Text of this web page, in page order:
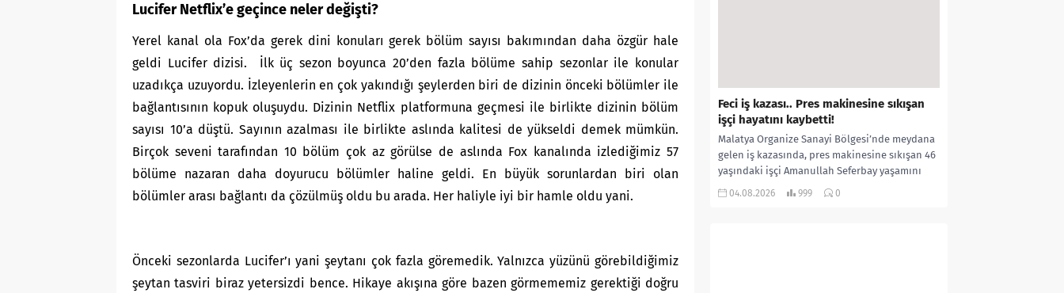
Lucifer Netflix’e geçince neler değişti?
Yerel kanal ola Fox’da gerek dini konuları gerek bölüm sayısı bakımından daha özgür hale
geldi Lucifer dizisi. İlk üç sezon boyunca 20’den fazla bölüme sahip sezonlar ile konular
uzadıkça uzuyordu. İzleyenlerin en çok yakındığı şeylerden biri de dizinin önceki bölümler ile
bağlantısının kopuk oluşuydu. Dizinin Netflix platformuna geçmesi ile birlikte dizinin bölüm
sayısı 10’a düştü. Sayının azalması ile birlikte aslında kalitesi de yükseldi demek mümkün.
Birçok seveni tarafından 10 bölüm çok az görülse de aslında Fox kanalında izlediğimiz 57
bölüme nazaran daha doyurucu bölümler haline geldi. En büyük sorunlardan biri olan
bölümler arası bağlantı da çözülmüş oldu bu arada. Her haliyle iyi bir hamle oldu yani.
Önceki sezonlarda Lucifer’ı yani şeytanı çok fazla göremedik. Yalnızca yüzünü görebildiğimiz
şeytan tasviri biraz yetersizdi bence. Hikaye akışına göre bazen görmememiz gerektiği doğru
Feci iş kazası.. Pres makinesine sıkışan
işçi hayatını kaybetti!
Malatya Organize Sanayi Bölgesi’nde meydana
gelen iş kazasında, pres makinesine sıkışan 46
yaşındaki işçi Amanullah Seferbay yaşamını
yitirdi. Olayla ilgili...
04.08.2026 999 0